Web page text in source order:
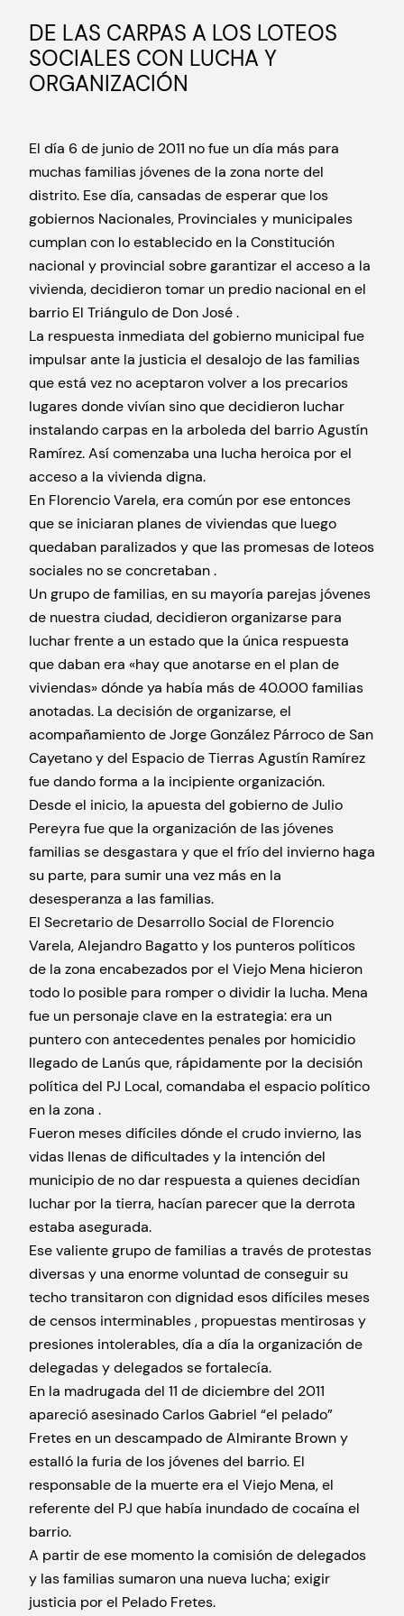
DE LAS CARPAS A LOS LOTEOS
SOCIALES CON LUCHA Y
ORGANIZACIÓN
El día 6 de junio de 2011 no fue un día más para
muchas familias jóvenes de la zona norte del
distrito. Ese día, cansadas de esperar que los
gobiernos Nacionales, Provinciales y municipales
cumplan con lo establecido en la Constitución
nacional y provincial sobre garantizar el acceso a la
vivienda, decidieron tomar un predio nacional en el
barrio El Triángulo de Don José .
La respuesta inmediata del gobierno municipal fue
impulsar ante la justicia el desalojo de las familias
que está vez no aceptaron volver a los precarios
lugares donde vivían sino que decidieron luchar
instalando carpas en la arboleda del barrio Agustín
Ramírez. Así comenzaba una lucha heroica por el
acceso a la vivienda digna.
En Florencio Varela, era común por ese entonces
que se iniciaran planes de viviendas que luego
quedaban paralizados y que las promesas de loteos
sociales no se concretaban .
Un grupo de familias, en su mayoría parejas jóvenes
de nuestra ciudad, decidieron organizarse para
luchar frente a un estado que la única respuesta
que daban era «hay que anotarse en el plan de
viviendas» dónde ya había más de 40.000 familias
anotadas. La decisión de organizarse, el
acompañamiento de Jorge González Párroco de San
Cayetano y del Espacio de Tierras Agustín Ramírez
fue dando forma a la incipiente organización.
Desde el inicio, la apuesta del gobierno de Julio
Pereyra fue que la organización de las jóvenes
familias se desgastara y que el frío del invierno haga
su parte, para sumir una vez más en la
desesperanza a las familias.
El Secretario de Desarrollo Social de Florencio
Varela, Alejandro Bagatto y los punteros políticos
de la zona encabezados por el Viejo Mena hicieron
todo lo posible para romper o dividir la lucha. Mena
fue un personaje clave en la estrategia: era un
puntero con antecedentes penales por homicidio
llegado de Lanús que, rápidamente por la decisión
política del PJ Local, comandaba el espacio político
en la zona .
Fueron meses difíciles dónde el crudo invierno, las
vidas llenas de dificultades y la intención del
municipio de no dar respuesta a quienes decidían
luchar por la tierra, hacían parecer que la derrota
estaba asegurada.
Ese valiente grupo de familias a través de protestas
diversas y una enorme voluntad de conseguir su
techo transitaron con dignidad esos difíciles meses
de censos interminables , propuestas mentirosas y
presiones intolerables, día a día la organización de
delegadas y delegados se fortalecía.
En la madrugada del 11 de diciembre del 2011
apareció asesinado Carlos Gabriel “el pelado”
Fretes en un descampado de Almirante Brown y
estalló la furia de los jóvenes del barrio. El
responsable de la muerte era el Viejo Mena, el
referente del PJ que había inundado de cocaína el
barrio.
A partir de ese momento la comisión de delegados
y las familias sumaron una nueva lucha; exigir
justicia por el Pelado Fretes.